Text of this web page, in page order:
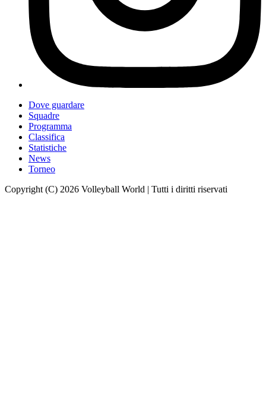
Dove guardare
Squadre
Programma
Classifica
Statistiche
News
Torneo
Copyright (C) 2026 Volleyball World | Tutti i diritti riservati